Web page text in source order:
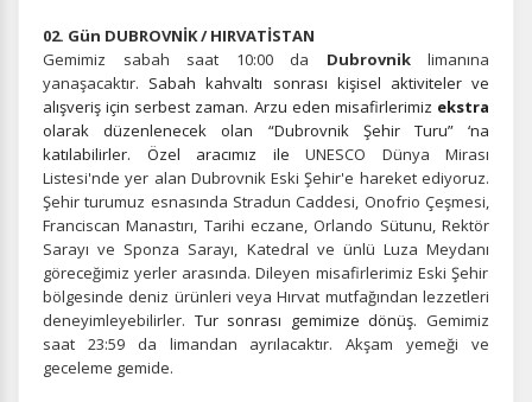
02. Gün DUBROVNİK / HIRVATİSTAN
Gemimiz sabah saat 10:00 da Dubrovniklimanına
yanaşacaktır. Sabah kahvaltı sonrası kişisel aktiviteler ve
alışveriş için serbest zaman. Arzu eden misafirlerimiz ekstra
olarak düzenlenecek olan “Dubrovnik Şehir Turu” ‘na
katılabilirler. Özel aracımız ile UNESCO Dünya Mirası
Listesi'nde yer alan Dubrovnik Eski Şehir'e hareket ediyoruz.
Şehir turumuz esnasında Stradun Caddesi Onofrio Çeşmesi
Franciscan Manastırı , Tarihi eczane,Orlando Sütunu, Rektör
Sarayı ve Sponza Sarayı
Katedral ve ünlü Luza Meydanı
göreceğimiz yerler arasında. Dileyen misafirlerimiz Eski Şehir
bölgesinde deniz ürünleri veya Hırvat mutfağından lezzetleri
deneyimleyebilirler. Tur sonrası gemimize dönüş.Gemimiz
saat 23:59 da limandan ayrılacaktır. Akşam yemeği ve
geceleme gemide.